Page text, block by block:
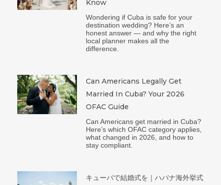
Know
Wondering if Cuba is safe for your
destination wedding? Here’s an
honest answer — and why the right
local planner makes all the
difference.
Can Americans Legally Get
Married In Cuba? Your 2026
OFAC Guide
Can Americans get married in Cuba?
Here’s which OFAC category applies,
what changed in 2026, and how to
stay compliant.
キューバで結婚式を｜ハバナ海外挙式